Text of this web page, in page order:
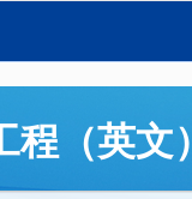
程（英文）